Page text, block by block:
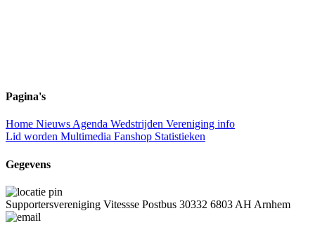
Pagina's
Home NieuwsAgenda Wedstrijden Vereniging info
Lid worden Multimedia Fanshop Statistieken
Gegevens
Supportersvereniging Vitessse Postbus 30332 6803 AH Arnhem